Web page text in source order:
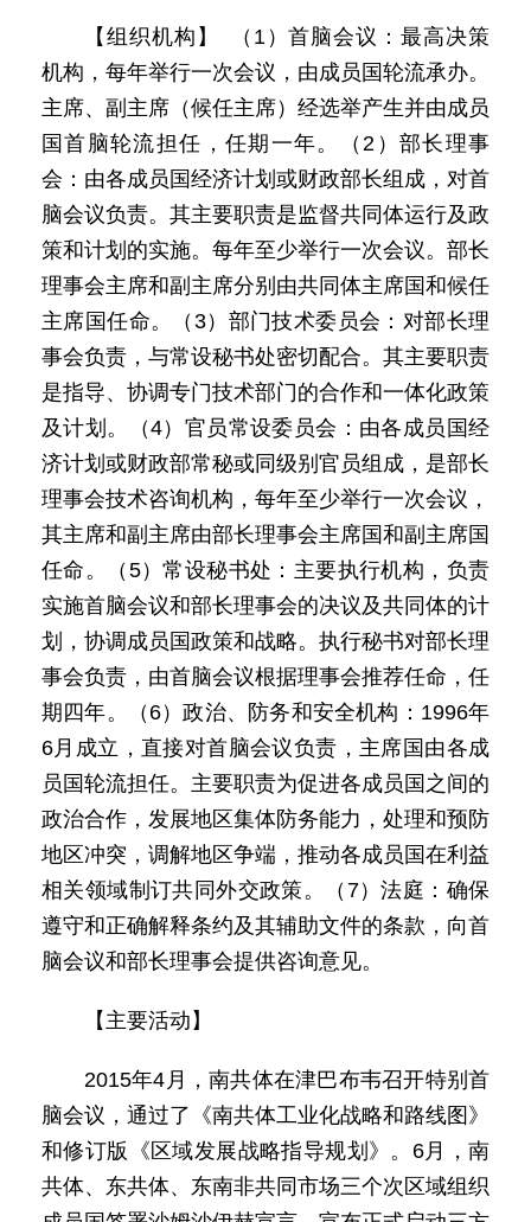
【组织机构】 （1）首脑会议：最高决策
机构，每年举行一次会议，由成员国轮流承办。
主席、副主席（候任主席）经选举产生并由成员
国首脑轮流担任，任期一年。（2）部长理事
会：由各成员国经济计划或财政部长组成，对首
脑会议负责。其主要职责是监督共同体运行及政
策和计划的实施。每年至少举行一次会议。部长
理事会主席和副主席分别由共同体主席国和候任
主席国任命。（3）部门技术委员会：对部长理
事会负责，与常设秘书处密切配合。其主要职责
是指导、协调专门技术部门的合作和一体化政策
及计划。（4）官员常设委员会：由各成员国经
济计划或财政部常秘或同级别官员组成，是部长
理事会技术咨询机构，每年至少举行一次会议，
其主席和副主席由部长理事会主席国和副主席国
任命。（5）常设秘书处：主要执行机构，负责
实施首脑会议和部长理事会的决议及共同体的计
划，协调成员国政策和战略。执行秘书对部长理
事会负责，由首脑会议根据理事会推荐任命，任
期四年。（6）政治、防务和安全机构：1996年
6月成立，直接对首脑会议负责，主席国由各成
员国轮流担任。主要职责为促进各成员国之间的
政治合作，发展地区集体防务能力，处理和预防
地区冲突，调解地区争端，推动各成员国在利益
相关领域制订共同外交政策。（7）法庭：确保
遵守和正确解释条约及其辅助文件的条款，向首
脑会议和部长理事会提供咨询意见。
【主要活动】
2015年4月，南共体在津巴布韦召开特别首
脑会议，通过了《南共体工业化战略和路线图》
和修订版《区域发展战略指导规划》。6月，南
共体、东共体、东南非共同市场三个次区域组织